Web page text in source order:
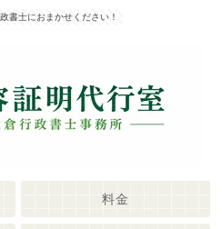
書士におまかせください！
料金